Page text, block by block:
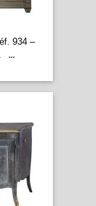
934 –
...